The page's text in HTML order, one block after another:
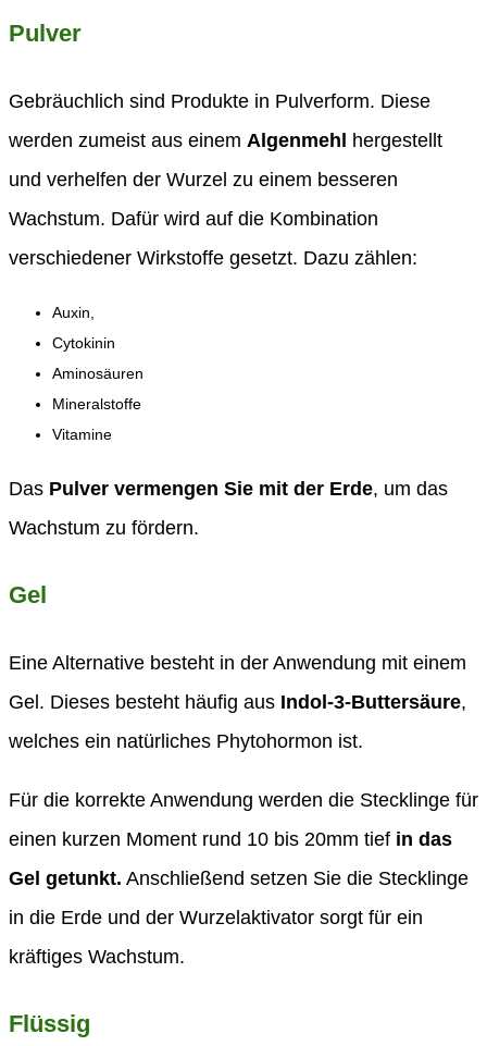
Pulver
Gebräuchlich sind Produkte in Pulverform. Diese
werden zumeist aus einem Algenmehl hergestellt
und verhelfen der Wurzel zu einem besseren
Wachstum. Dafür wird auf die Kombination
verschiedener Wirkstoffe gesetzt. Dazu zählen:
Auxin,
Cytokinin
Aminosäuren
Mineralstoffe
Vitamine
Das Pulver vermengen Sie mit der Erde, um das
Wachstum zu fördern.
Gel
Eine Alternative besteht in der Anwendung mit einem
Gel. Dieses besteht häufig aus Indol-3-Buttersäure,
welches ein natürliches Phytohormon ist.
Für die korrekte Anwendung werden die Stecklinge für
einen kurzen Moment rund 10 bis 20mm tief in das
Gel getunkt. Anschließend setzen Sie die Stecklinge
in die Erde und der Wurzelaktivator sorgt für ein
kräftiges Wachstum.
Flüssig